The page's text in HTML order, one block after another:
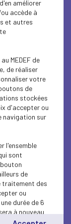
améliorer
accède à
et autres
MEDEF de
de réaliser
votre
de
stockées
d'accepter ou
navigation sur
l'ensemble
sont
de
traitement des
ou
durée de 6
à nouveau